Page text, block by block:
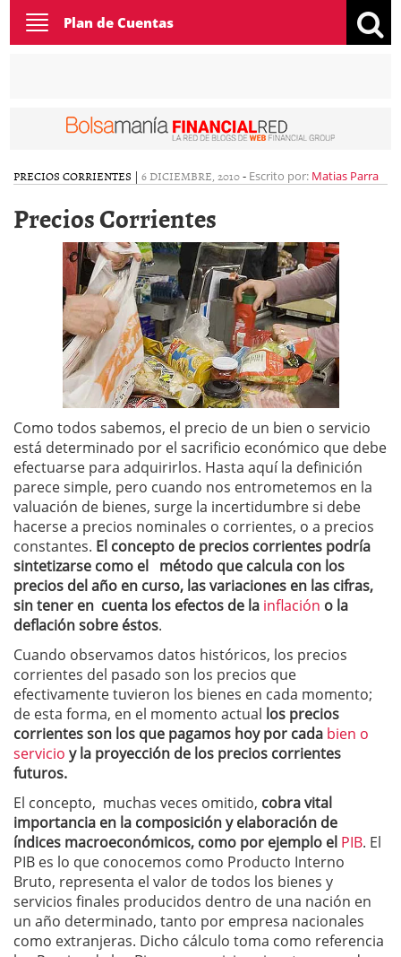
Toggle
navigation
Plan de Cuentas
PRECIOS CORRIENTES | 6 DICIEMBRE, 2010- Escrito por: Matias Parra
Precios Corrientes
Como todos sabemos, el precio de un bien o servicio
está determinado por el sacrificio económico que debe
efectuarse para adquirirlos. Hasta aquí la definición
parece simple, pero cuando nos entrometemos en la
valuación de bienes, surge la incertidumbre si debe
hacerse a precios nominales o corrientes, o a precios
constantes. El concepto de precios corrientes podría
sintetizarse como el método que calcula con los
precios del año en curso, las variaciones en las cifras,
sin tener en cuenta los efectos de la inflación o la
deflación sobre éstos.
Cuando observamos datos históricos, los precios
corrientes del pasado son los precios que
efectivamente tuvieron los bienes en cada momento;
de esta forma, en el momento actual los precios
corrientes son los que pagamos hoy por cada bien o
servicio y la proyección de los precios corrientes
futuros.
El concepto, muchas veces omitido, cobra vital
importancia en la composición y elaboración de
índices macroeconómicos, como por ejemplo el PIB. El
PIB es lo que conocemos como Producto Interno
Bruto, representa el valor de todos los bienes y
servicios finales producidos dentro de una nación en
un año determinado, tanto por empresa nacionales
como extranjeras. Dicho cálculo toma como referencia